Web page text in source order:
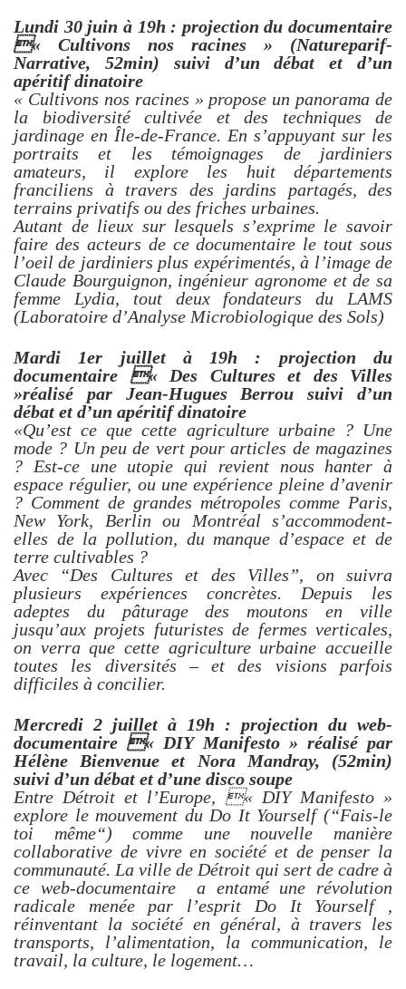
Lundi 30 juin à 19h : projection du documentaire
« Cultivons nos racines » (Natureparif-
Narrative, 52min) suivi d’un débat et d’un
apéritif dinatoire
« Cultivons nos racines » propose un panorama de
la biodiversité cultivée et des techniques de
jardinage en Île-de-France. En s’appuyant sur les
portraits et les témoignages de jardiniers
amateurs, il explore les huit départements
franciliens à travers des jardins partagés, des
terrains privatifs ou des friches urbaines.
Autant de lieux sur lesquels s’exprime le savoir
faire des acteurs de ce documentaire le tout sous
l’oeil de jardiniers plus expérimentés, à l’image de
Claude Bourguignon, ingénieur agronome et de sa
femme Lydia, tout deux fondateurs du LAMS
(Laboratoire d’Analyse Microbiologique des Sols)
Mardi 1er juillet à 19h : projection du
documentaire « Des Cultures et des Villes
»réalisé par Jean-Hugues Berrou suivi d’un
débat et d’un apéritif dinatoire
«Qu’est ce que cette agriculture urbaine ? Une
mode ? Un peu de vert pour articles de magazines
? Est-ce une utopie qui revient nous hanter à
espace régulier, ou une expérience pleine d’avenir
? Comment de grandes métropoles comme Paris,
New York, Berlin ou Montréal s’accommodent-
elles de la pollution, du manque d’espace et de
terre cultivables ?
Avec “Des Cultures et des Villes”, on suivra
plusieurs expériences concrètes. Depuis les
adeptes du pâturage des moutons en ville
jusqu’aux projets futuristes de fermes verticales,
on verra que cette agriculture urbaine accueille
toutes les diversités – et des visions parfois
difficiles à concilier.
Mercredi 2 juillet à 19h : projection du web-
documentaire « DIY Manifesto » réalisé par
Hélène Bienvenue et Nora Mandray, (52min)
suivi d’un débat et d’une disco soupe
Entre Détroit et l’Europe, « DIY Manifesto »
explore le mouvement du Do It Yourself (“Fais-le
toi même“) comme une nouvelle manière
collaborative de vivre en société et de penser la
communauté. La ville de Détroit qui sert de cadre à
ce web-documentaire a entamé une révolution
radicale menée par l’esprit Do It Yourself ,
réinventant la société en général, à travers les
transports, l’alimentation, la communication, le
travail, la culture, le logement…